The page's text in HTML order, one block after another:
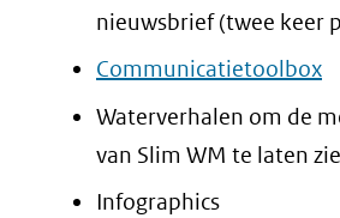
nieuwsbrief (twee keer
Communicatietoolbox
Waterverhalen om de
van Slim WM te laten
Infographics